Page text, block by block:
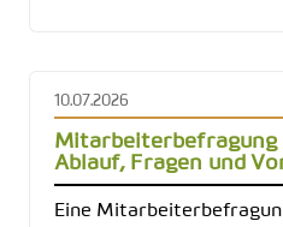
10.07.2026
Mitarbeiterbefragung
Ablauf, Fragen und
Eine